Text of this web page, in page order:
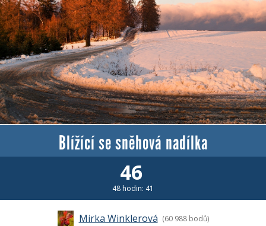
Zapomněli jste heslo?
Měli jste účet na starém webu?
Blížící se sněhová nadílka
46
48 hodin: 41
Mirka Winklerová (60 988 bodů)